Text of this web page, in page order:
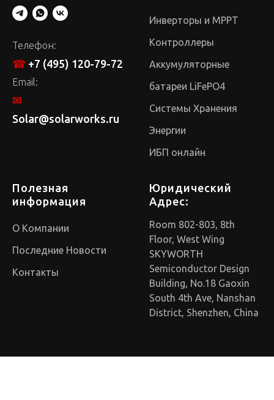
Телефон:
☎ +7 (495) 120-79-72
Email:
✉
Solar@solarworks.ru
Инверторы и MPPT
Контроллеры
Аккумуляторные
батареи LiFePO4
Системы Хранения
Энергии
ИБП онлайн
Полезная
информация
О Компании
Последние Новости
Контакты
Юридический
Адрес:
Room 802-803, 8th
Floor, West Wing
SKYWORTH
Semiconductor Design
Building, No.18 Gaoxin
South 4th Ave, Nanshan
District, Shenzhen, China